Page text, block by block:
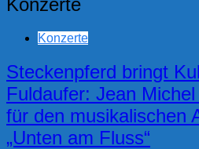
Konzerte
Konzerte
Steckenpferd bringt
Fuldaufer: Jean
für den musikalischen
„Unten am Fluss“